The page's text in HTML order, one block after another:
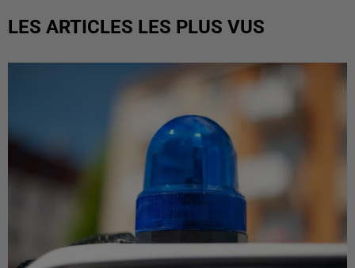
LES ARTICLES LES PLUS VUS